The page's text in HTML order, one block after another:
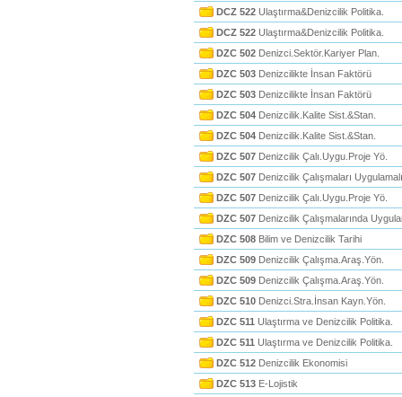
DCZ 522 Ulaştırma&Denizcilik Politika.
DCZ 522 Ulaştırma&Denizcilik Politika.
DZC 502 Denizci.Sektör.Kariyer Plan.
DZC 503 Denizcilikte İnsan Faktörü
DZC 503 Denizcilikte İnsan Faktörü
DZC 504 Denizcilik.Kalite Sist.&Stan.
DZC 504 Denizcilik.Kalite Sist.&Stan.
DZC 507 Denizcilik Çalı.Uygu.Proje Yö.
DZC 507 Denizcilik Çalışmaları
DZC 507 Denizcilik Çalı.Uygu.Proje Yö.
DZC 507 Denizcilik Çalışmalarında
DZC 508 Bilim ve Denizcilik Tarihi
DZC 509 Denizcilik Çalışma.Araş.Yön.
DZC 509 Denizcilik Çalışma.Araş.Yön.
DZC 510 Denizci.Stra.İnsan Kayn.Yön.
DZC 511 Ulaştırma ve Denizcilik Politika.
DZC 511 Ulaştırma ve Denizcilik Politika.
DZC 512 Denizcilik Ekonomisi
DZC 513 E-Lojistik